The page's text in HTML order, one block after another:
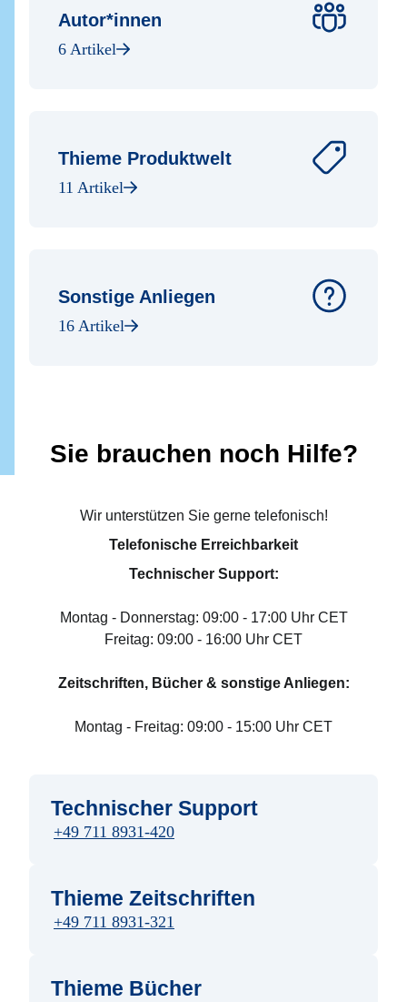
Autor*innen
6 Artikel
Thieme Produktwelt
11 Artikel
Sonstige Anliegen
16 Artikel
Sie brauchen noch Hilfe?
Wir unterstützen Sie gerne telefonisch!
Telefonische Erreichbarkeit
Technischer Support:
Montag - Donnerstag: 09:00 - 17:00 Uhr CET
Freitag: 09:00 - 16:00 Uhr CET
Zeitschriften, Bücher & sonstige Anliegen:
Montag - Freitag: 09:00 - 15:00 Uhr CET
Technischer Support
+49 711 8931-420
Thieme Zeitschriften
+49 711 8931-321
Thieme Bücher